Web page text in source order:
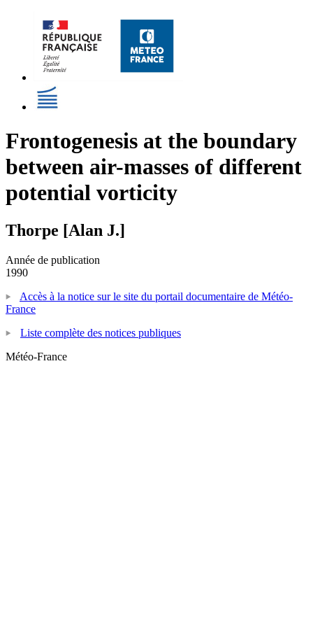
Frontogenesis at the boundary
between air-masses of different
potential vorticity
Thorpe [Alan J.]
Année de publication
1990
Accès à la notice sur le site du portail documentaire de Météo-
France
Liste complète des notices publiques
Météo-France